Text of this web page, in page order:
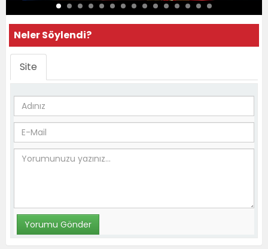
Neler Söylendi?
Site